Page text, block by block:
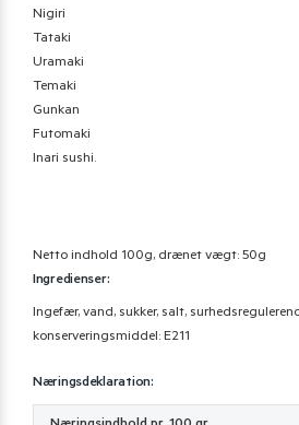
Nigiri
Tataki
Uramaki
Temaki
Gunkan
Futomaki
Inari sushi.
Netto indhold 100g, drænet vægt: 50g
Ingredienser:
Ingefær, vand, sukker, salt,
konserveringsmiddel: E211
Næringsdeklaration: